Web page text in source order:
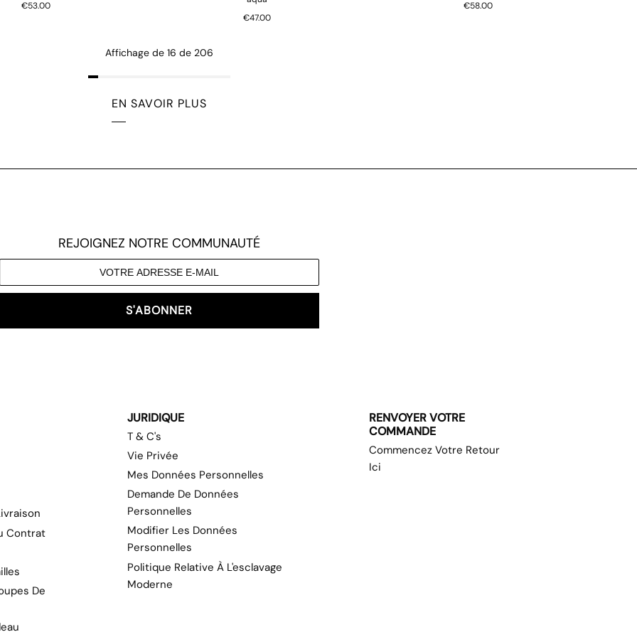
€53.00
€47.00
€58.00
Affichage de 16 de 206
EN SAVOIR PLUS
REJOIGNEZ NOTRE COMMUNAUTÉ
S'ABONNER
Contrat
De
JURIDIQUE
T & C's
Vie Privée
Mes Données Personnelles
Demande De Données
Personnelles
Modifier Les Données
Personnelles
Politique Relative À L'esclavage
Moderne
RENVOYER VOTRE
COMMANDE
Commencez Votre Retour
Ici